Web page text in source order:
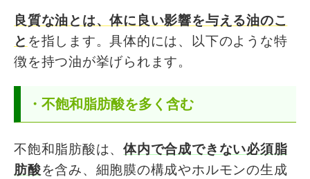
良質な油とは、体に良い影響を与える油のこ
と を指します。具体的には、以下のような特
徴を持つ油が挙げられます。
・不飽和脂肪酸を多く含む
不飽和脂肪酸は、体内で合成できない必須脂
肪酸を含み、細胞膜の構成やホルモンの生成